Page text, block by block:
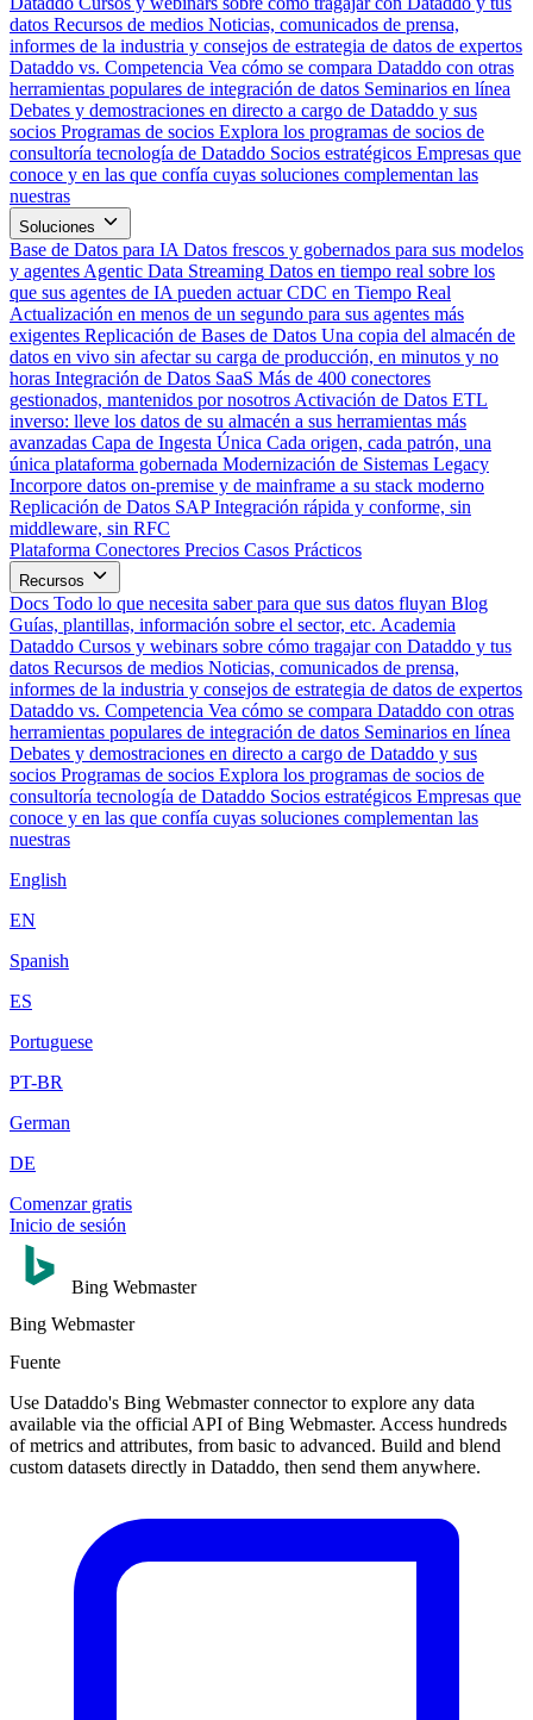
datos Recursos de medios Noticias, comunicados de prensa,
informes de la industria y consejos de estrategia de datos de expertos
Dataddo vs. Competencia Vea cómo se compara Dataddo con otras
herramientas populares de integración de datos Seminarios en línea
Debates y demostraciones en directo a cargo de Dataddo y sus
socios Programas de socios Explora los programas de socios de
consultoría tecnología de Dataddo Socios estratégicos Empresas que
conoce y en las que confía cuyas soluciones complementan las
nuestras
Soluciones
Base de Datos para IA Datos frescos y gobernados para sus modelos
y agentes Agentic Data Streaming Datos en tiempo real sobre los
que sus agentes de IA pueden actuar CDC en Tiempo Real
Actualización en menos de un segundo para sus agentes más
exigentes Replicación de Bases de Datos Una copia del almacén de
datos en vivo sin afectar su carga de producción, en minutos y no
horas Integración de Datos SaaS Más de 400 conectores
gestionados, mantenidos por nosotros Activación de Datos ETL
inverso: lleve los datos de su almacén a sus herramientas más
avanzadas Capa de Ingesta Única Cada origen, cada patrón, una
única plataforma gobernada Modernización de Sistemas Legacy
Incorpore datos on-premise y de mainframe a su stack moderno
Replicación de Datos SAP Integración rápida y conforme, sin
middleware, sin RFC
Plataforma Conectores Precios Casos Prácticos
Recursos
Docs Todo lo que necesita saber para que sus datos fluyan Blog
Guías, plantillas, información sobre el sector, etc. Academia
Dataddo Cursos y webinars sobre cómo tragajar con Dataddo y tus
datos Recursos de medios Noticias, comunicados de prensa,
informes de la industria y consejos de estrategia de datos de expertos
Dataddo vs. Competencia Vea cómo se compara Dataddo con otras
herramientas populares de integración de datos Seminarios en línea
Debates y demostraciones en directo a cargo de Dataddo y sus
socios Programas de socios Explora los programas de socios de
consultoría tecnología de Dataddo Socios estratégicos Empresas que
conoce y en las que confía cuyas soluciones complementan las
nuestras
English
EN
Spanish
ES
Portuguese
PT-BR
German
DE
Comenzar gratis
Inicio de sesión
Bing Webmaster
Bing Webmaster
Fuente
Use Dataddo's Bing Webmaster connector to explore any data
available via the official API of Bing Webmaster. Access hundreds
of metrics and attributes, from basic to advanced. Build and blend
custom datasets directly in Dataddo, then send them anywhere.